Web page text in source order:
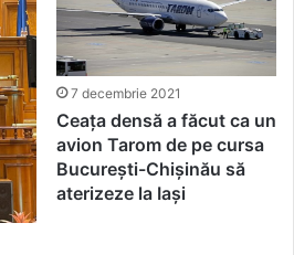
7 decembrie 2021
Ceața densă a făcut ca un
avion Tarom de pe cursa
București-Chișinău să
aterizeze la Iași